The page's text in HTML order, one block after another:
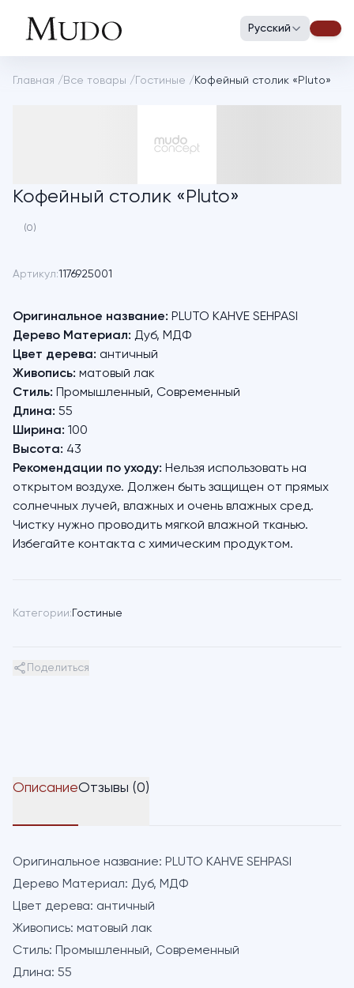
Русский
Главная / Все товары / Гостиные / Кофейный столик «Pluto»
Кофейный столик «Pluto»
(0)
Артикул:1176925001
Оригинальное название: PLUTO KAHVE SEHPASI
Дерево Материал: Дуб, МДФ
Цвет дерева: античный
Живопись: матовый лак
Стиль: Промышленный, Современный
Длина: 55
Ширина: 100
Высота: 43
Рекомендации по уходу: Нельзя использовать на
открытом воздухе. Должен быть защищен от прямых
солнечных лучей, влажных и очень влажных сред.
Чистку нужно проводить мягкой влажной тканью.
Избегайте контакта с химическим продуктом.
Категории: Гостиные
Поделиться
ОписаниеОтзывы (0)
Оригинальное название: PLUTO KAHVE SEHPASI
Дерево Материал: Дуб, МДФ
Цвет дерева: античный
Живопись: матовый лак
Стиль: Промышленный, Современный
Длина: 55